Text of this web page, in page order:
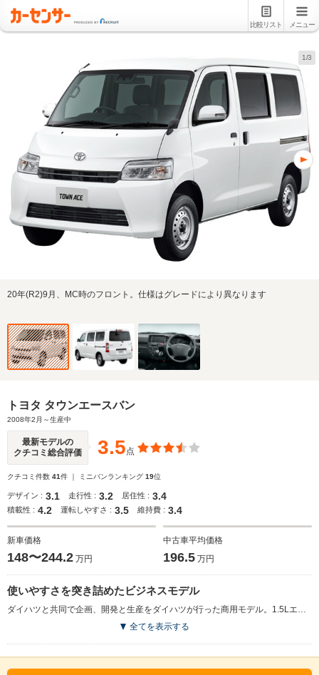
比較リスト メニュー
1/3
20年(R2)9月、MC時のフロント。仕様はグレードにより異なります
トヨタ タウンエースバン
2008年2月～生産中
最新モデルの
クチコミ総合評価
3.5点
クチコミ件数 41件 ｜ ミニバンランキング 19位
デザイン : 3.1 走行性 : 3.2 居住性 : 3.4
積載性 : 4.2 運転しやすさ : 3.5 維持費 : 3.4
新車価格
148〜244.2 万円
中古車平均価格
196.5 万円
使いやすさを突き詰めたビジネスモデル
ダイハツと共同で企画、開発と生産をダイハツが行った商用モデル。1.5Lエンジンを前席下へ、タイヤをより四隅に配置して、ショートノーズでスクエアなスタイルに。さらにピラーの傾斜を立ち上げ、積載性や視認性を向上させた。ボディ形状とともに、バックドアや両側スライドドアの開口部を広げることで、荷物の積み下ろしなど作業効率を向上させている。また、ヒップポイントやステップ高は人間工学に基づいて見直された。上級グレードのGLでは、カラードバンパーやセミファブリックシート、電動ドアロック＆パワーウインドウなどの装備が標準となる。（2008.1）
全てを表示する